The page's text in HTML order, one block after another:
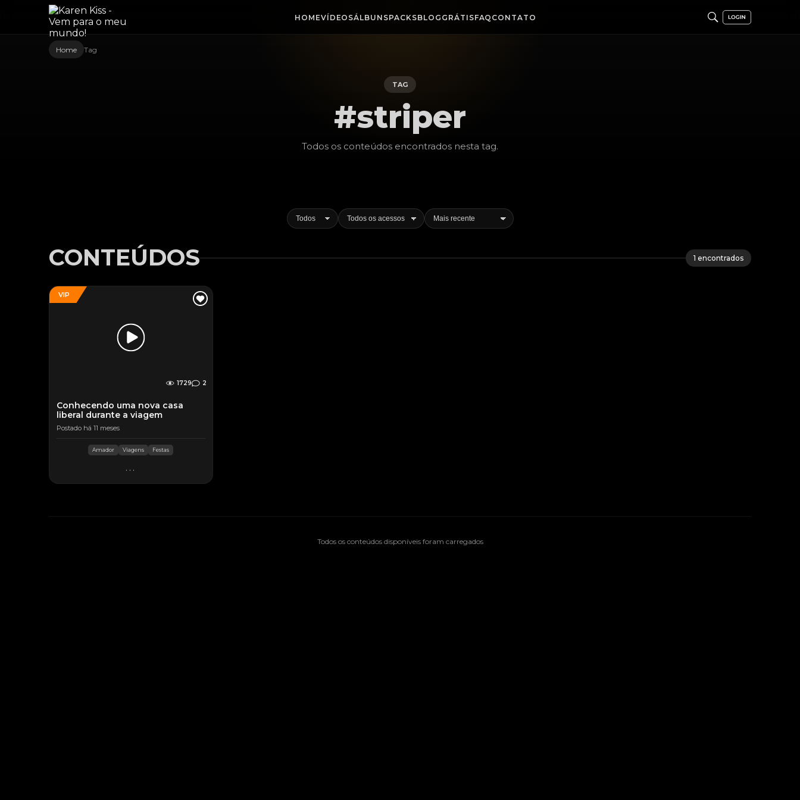
HOMEVÍDEOSÁLBUNSPACKSBLOG GRÁTISFAQ CONTATO
Home Tag
TAG
#striper
Todos os conteúdos encontrados nesta tag.
CONTEÚDOS 1 encontrados
VIP
1729 2
Conhecendo uma nova casa
liberal durante a viagem
Postado há 11 meses
Amador Viagens Festas
...
Todos os conteúdos disponíveis foram carregados